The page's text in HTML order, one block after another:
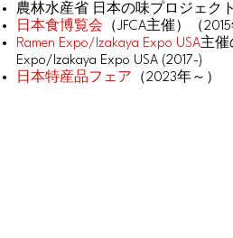
農林水産省 日本の味プロジェクト
日本食博覧会 （JFCA主催）（
Ramen Expo/Izakaya Expo USA主催
Expo/Izakaya Expo USA (2017-)
日本特産品フェア
（2023年～）